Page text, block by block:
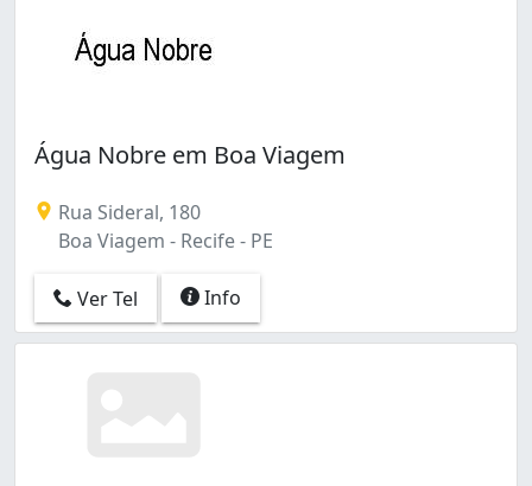
Água Nobre em Boa Viagem
Rua Sideral, 180
Boa Viagem - Recife - PE
Ver Tel Info